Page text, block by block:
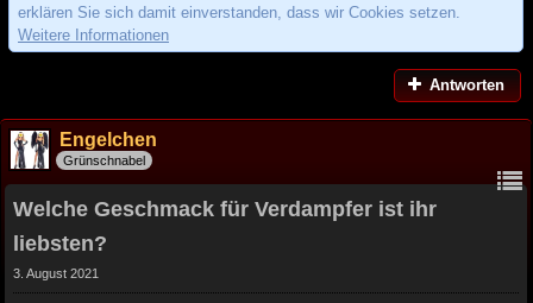
erklären Sie sich damit einverstanden, dass wir Cookies setzen.
Weitere Informationen
Antworten
Engelchen
Grünschnabel
Welche Geschmack für Verdampfer ist ihr
liebsten?
3. August 2021